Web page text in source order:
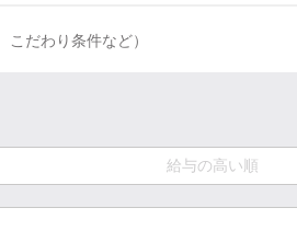
こだわり条件など）
給与の高い順